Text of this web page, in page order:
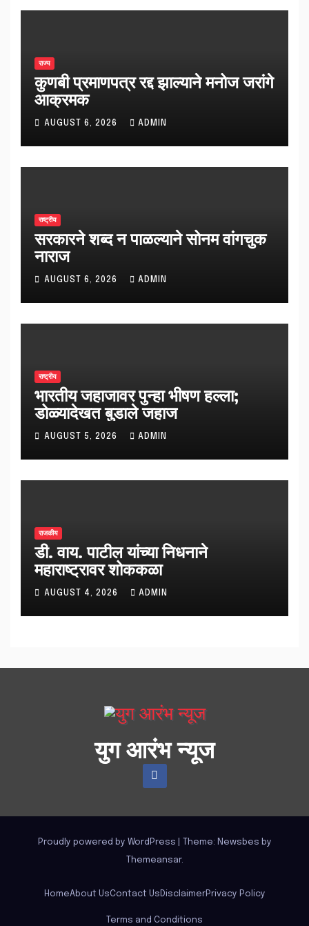
राज्य
कुणबी प्रमाणपत्र रद्द झाल्याने मनोज जरांगे
आक्रमक
AUGUST 6, 2026 ADMIN
राष्ट्रीय
सरकारने शब्द न पाळल्याने सोनम वांगचुक
नाराज
AUGUST 6, 2026 ADMIN
राष्ट्रीय
भारतीय जहाजावर पुन्हा भीषण हल्ला;
डोळ्यादेखत बुडाले जहाज
AUGUST 5, 2026 ADMIN
राजकीय
डी. वाय. पाटील यांच्या निधनाने
महाराष्ट्रावर शोककळा
AUGUST 4, 2026 ADMIN
युग आरंभ न्यूज
Proudly powered by WordPress Theme: Newsbes by
Themeansar.
HomeAbout UsContact Us DisclaimerPrivacy Policy
Terms and Conditions